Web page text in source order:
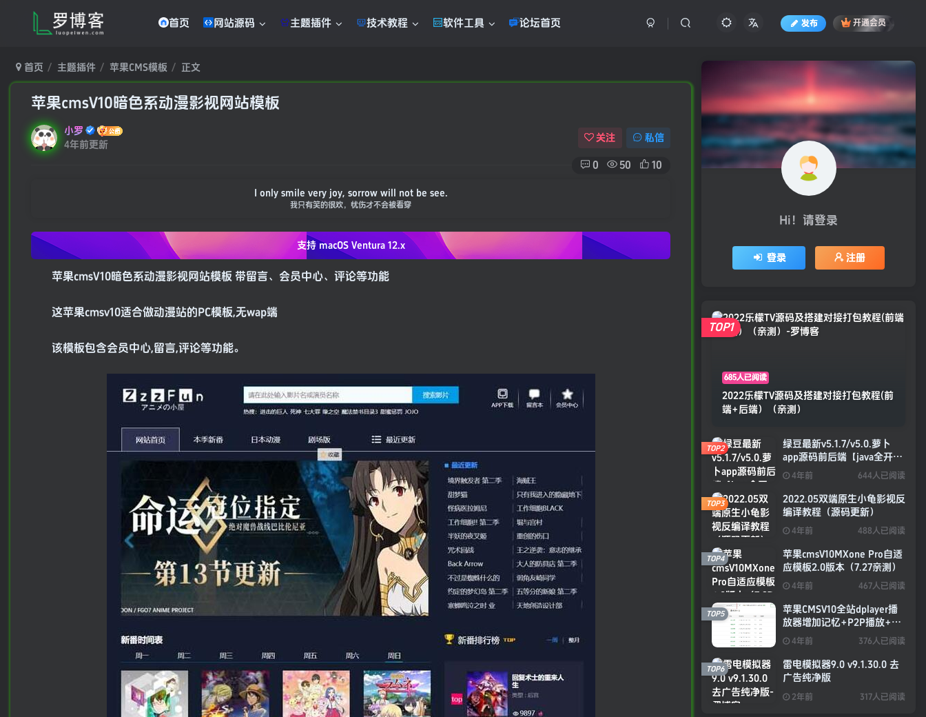
首页 网站源码 主题插件 技术教程 软件工具 论坛首页 发布 开通会员
首页 主题插件 苹果CMS模板 正文
苹果cmsV10暗色系动漫影视网站模板
小罗
4年前更新
关注 私信
0 50 10
I only smile very joy, sorrow will not be see.
我只有笑的很欢，忧伤才不会被看穿
支持 macOSVentura 12.x
苹果cmsV10暗色系动漫影视网站模板 带留言、会员中心、评论等功能
这苹果cmsv10适合做动漫站的PC模板,无wap端
该模板包含会员中心,留言,评论等功能。
Hi！请登录
登录 注册
685人已阅读
2022乐檬TV源码及搭建对接打包教程(前
端+后端）（亲测）
TOP1
绿豆最新v5.1.7/v5.0.萝卜
app源码前后端【java全开源
免授权】
4年前 644人已阅读
TOP2
2022.05双端原生小龟影视反
编译教程（源码更新）
4年前 488人已阅读
TOP3
苹果cmsV10MXone Pro自适
应模板2.0版本（7.27亲测）
4年前 467人已阅读
TOP4
苹果CMSV10全站dplayer播
放器增加记忆+P2P播放+弹
幕+自动下一集功能
4年前 376人已阅读
TOP5
雷电模拟器9.0 v9.1.30.0 去
广告纯净版
2年前 317人已阅读
TOP6